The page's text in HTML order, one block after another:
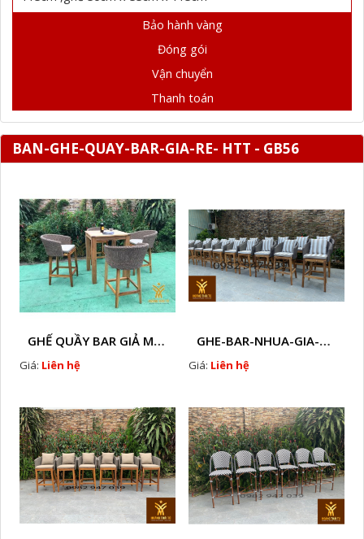
Bảo hành vàng
Đóng gói
Vận chuyển
Thanh toán
BAN-GHE-QUAY-BAR-GIA-RE- HTT - GB56
GHẾ QUẦY BAR GIẢ MÂY HTT - GB14
Giá: Liên hệ
GHE-BAR-NHUA-GIA-MAY-NGOAI-TROI-A2
Giá: Liên hệ